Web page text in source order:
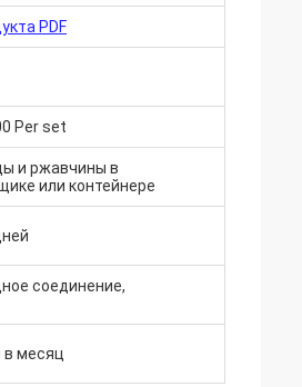
PDF
Per set
и ржавчины в
или контейнере
соединение,
в месяц